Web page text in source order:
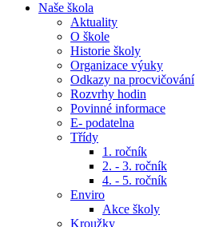
Naše škola
Aktuality
O škole
Historie školy
Organizace výuky
Odkazy na procvičování
Rozvrhy hodin
Povinné informace
E- podatelna
Třídy
1. ročník
2. - 3. ročník
4. - 5. ročník
Enviro
Akce školy
Kroužky